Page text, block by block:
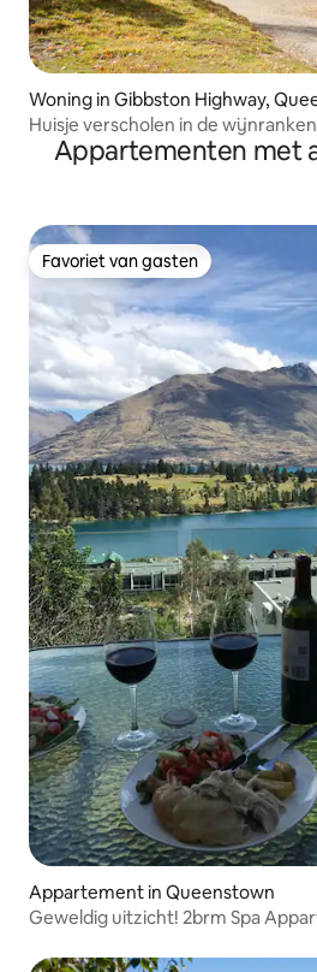
Woning in Gibbston Highway,
Huisje verscholen in de wijnranken
Appartementen met
Favoriet van gasten
Favoriet van gasten
Appartement in Queenstown
Geweldig uitzicht! 2brm